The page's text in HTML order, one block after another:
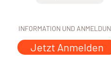
INFORMATION UND
Jetzt Anmelden